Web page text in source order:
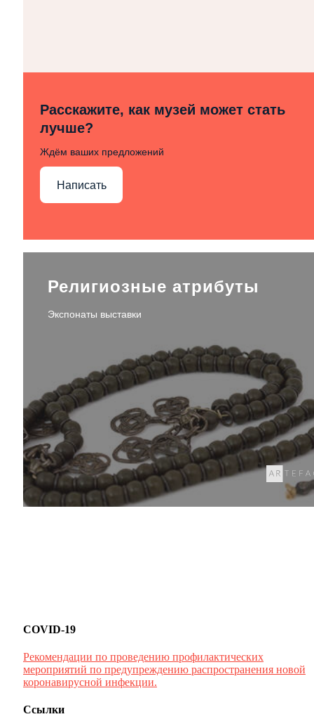
Расскажите, как музей может стать
лучше?
Ждём ваших предложений
Написать
Религиозные атрибуты
Экспонаты выставки
COVID-19
Рекомендации по проведению профилактических
мероприятий по предупреждению распространения новой
коронавирусной инфекции.
Ссылки